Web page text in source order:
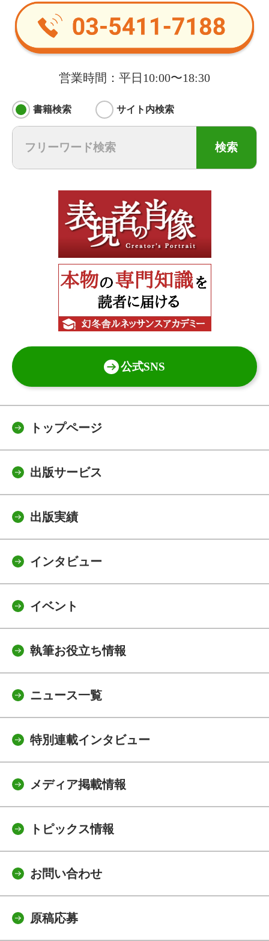
営業時間：平日10:00〜18:30
書籍検索 サイト内検索
検索
公式SNS
トップページ
出版サービス
出版実績
インタビュー
イベント
執筆お役立ち情報
ニュース一覧
特別連載インタビュー
メディア掲載情報
トピックス情報
お問い合わせ
原稿応募